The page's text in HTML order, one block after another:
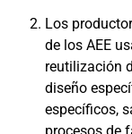
Los
de los AEE
reutilización
diseño
específicos,